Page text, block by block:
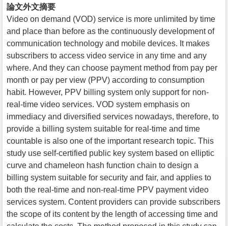
論文外文摘要
Video on demand (VOD) service is more unlimited by time
and place than before as the continuously development of
communication technology and mobile devices. It makes
subscribers to access video service in any time and any
where. And they can choose payment method from pay per
month or pay per view (PPV) according to consumption
habit. However, PPV billing system only support for non-
real-time video services. VOD system emphasis on
immediacy and diversified services nowadays, therefore, to
provide a billing system suitable for real-time and time
countable is also one of the important research topic. This
study use self-certified public key system based on elliptic
curve and chameleon hash function chain to design a
billing system suitable for security and fair, and applies to
both the real-time and non-real-time PPV payment video
services system. Content providers can provide subscribers
the scope of its content by the length of accessing time and